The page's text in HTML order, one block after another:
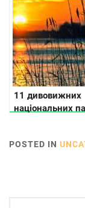
Украины
11 дивовижних
національних
POSTED IN